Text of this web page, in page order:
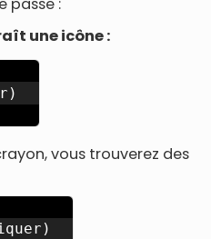
passe :
une icône :
vous trouverez des